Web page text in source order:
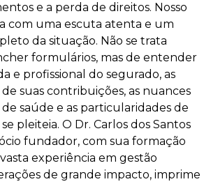
e a perda de direitos. Nosso
com uma escuta atenta e um
da situação. Não se trata
formulários, mas de entender
e profissional do segurado, as
suas contribuições, as nuances
saúde e as particularidades de
pleiteia. O Dr. Carlos dos Santos
fundador, com sua formação
experiência em gestão
de grande impacto, imprime